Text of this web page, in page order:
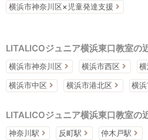
横浜市神奈川区×児童発達支援
LITALICOジュニア横浜東口教室の
横浜市神奈川区 横浜市西区
横浜市中区 横浜市港北区 横
LITALICOジュニア横浜東口教室の
神奈川駅 反町駅 仲木戸駅